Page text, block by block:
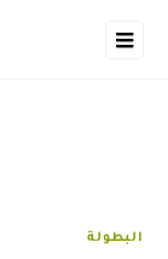
البطولة